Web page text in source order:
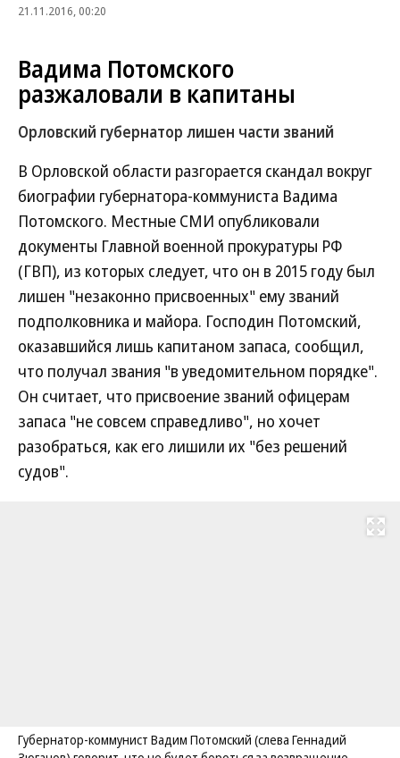
21.11.2016, 00:20
Вадима Потомского
разжаловали в капитаны
Орловский губернатор лишен части званий
В Орловской области разгорается скандал вокруг
биографии губернатора-коммуниста Вадима
Потомского. Местные СМИ опубликовали
документы Главной военной прокуратуры РФ
(ГВП), из которых следует, что он в 2015 году был
лишен "незаконно присвоенных" ему званий
подполковника и майора. Господин Потомский,
оказавшийся лишь капитаном запаса, сообщил,
что получал звания "в уведомительном порядке".
Он считает, что присвоение званий офицерам
запаса "не совсем справедливо", но хочет
разобраться, как его лишили их "без решений
судов".
Развернуть
Губернатор-коммунист Вадим Потомский (слева Геннадий